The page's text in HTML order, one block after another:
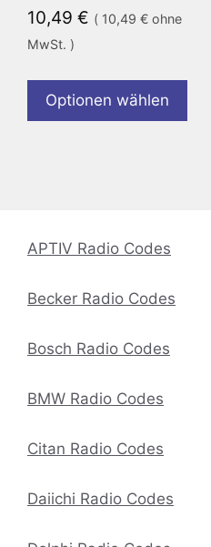
10,49 € ( 10,49 € ohne
MwSt. )
Optionen wählen
APTIV Radio Codes
Becker Radio Codes
Bosch Radio Codes
BMW Radio Codes
Citan Radio Codes
Daiichi Radio Codes